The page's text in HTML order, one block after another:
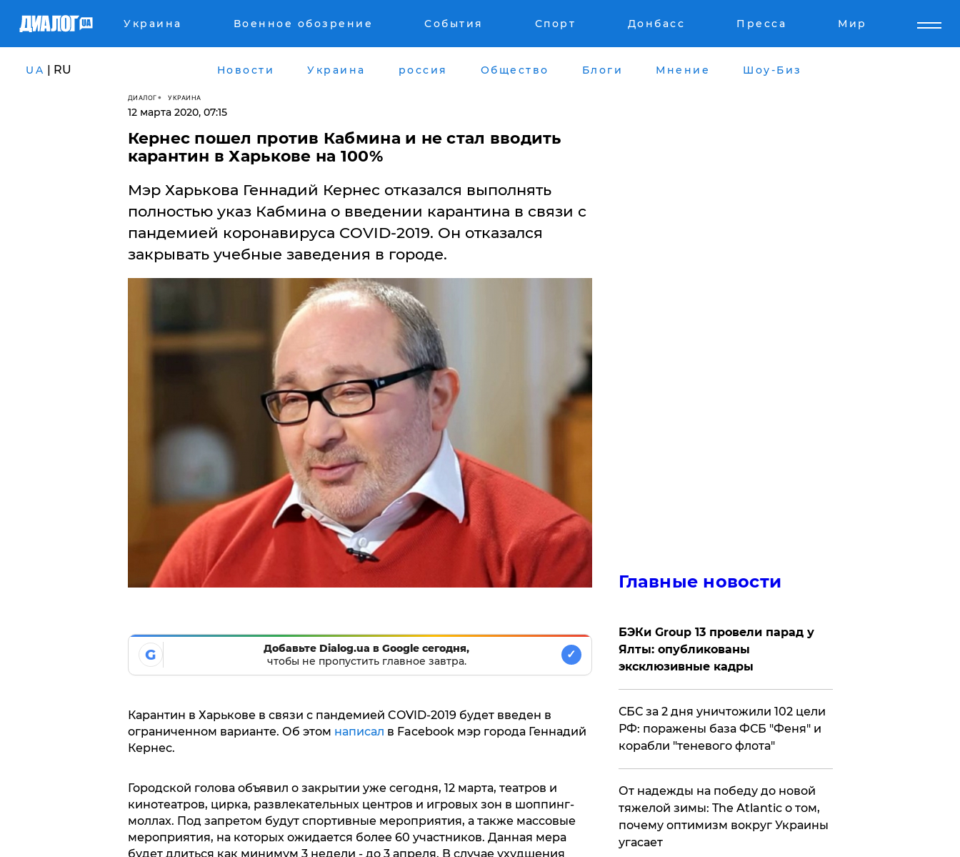
Украина Военное обозрение События Спорт Донбасс Пресса Мир
UA | RU Новости Украина россия Общество Блоги Мнение Шоу-Биз
ДИАЛОГ УКРАИНА
12 марта 2020, 07:15
Кернес пошел против Кабмина и не стал вводить
карантин в Харькове на 100%
​Мэр Харькова Геннадий Кернес отказался выполнять
полностью указ Кабмина о введении карантина в связи с
пандемией коронавируса COVID-2019. Он отказался
закрывать учебные заведения в городе.
G
Добавьте Dialog.ua в Google сегодня,
чтобы не пропустить главное завтра.
✓
Карантин в Харькове в связи с пандемией COVID-2019 будет введен в
ограниченном варианте. Об этом написал в Facebook мэр города Геннадий
Кернес.
Городской голова объявил о закрытии уже сегодня, 12 марта, театров и
кинотеатров, цирка, развлекательных центров и игровых зон в шоппинг-
моллах. Под запретом будут спортивные мероприятия, а также массовые
мероприятия, на которых ожидается более 60 участников. Данная мера
будет длиться как минимум 3 недели - до 3 апреля. В случае ухудшения
Главные новости
​БЭКи Group 13 провели парад у
Ялты: опубликованы
эксклюзивные кадры
СБС за 2 дня уничтожили 102 цели
РФ: поражены база ФСБ "Феня" и
корабли "теневого флота"
От надежды на победу до новой
тяжелой зимы: The Atlantic о том,
почему оптимизм вокруг Украины
угасает